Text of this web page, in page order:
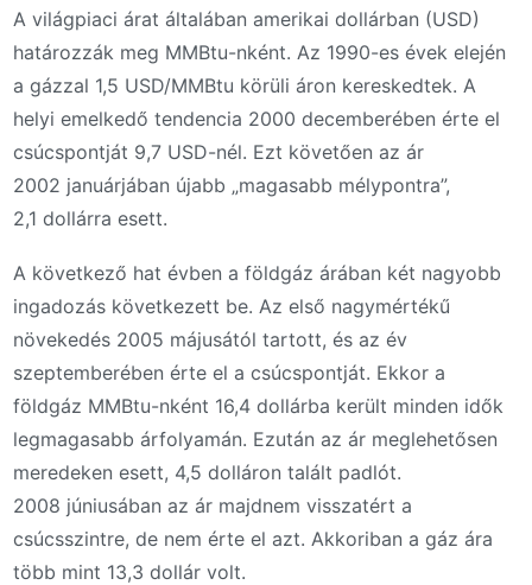
A világpiaci árat általában amerikai dollárban (USD)
határozzák meg MMBtu-nként. Az 1990-es évek elején
a gázzal 1,5 USD/MMBtu körüli áron kereskedtek. A
helyi emelkedő tendencia 2000 decemberében érte el
csúcspontját 9,7 USD-nél. Ezt követően az ár
2002 januárjában újabb „magasabb mélypontra”,
2,1 dollárra esett.
A következő hat évben a földgáz árában két nagyobb
ingadozás következett be. Az első nagymértékű
növekedés 2005 májusától tartott, és az év
szeptemberében érte el a csúcspontját. Ekkor a
földgáz MMBtu-nként 16,4 dollárba került minden idők
legmagasabb árfolyamán. Ezután az ár meglehetősen
meredeken esett, 4,5 dolláron talált padlót.
2008 júniusában az ár majdnem visszatért a
csúcsszintre, de nem érte el azt. Akkoriban a gáz ára
több mint 13,3 dollár volt.